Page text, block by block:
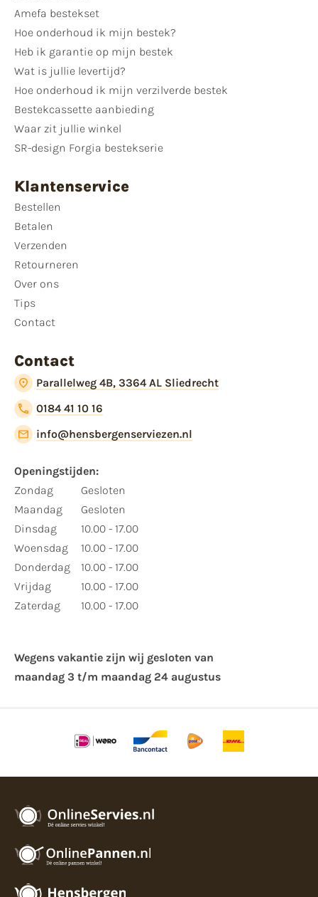
Amefa bestekset
Hoe onderhoud ik mijn bestek?
Heb ik garantie op mijn bestek
Wat is jullie levertijd?
Hoe onderhoud ik mijn verzilverde bestek
Bestekcassette aanbieding
Waar zit jullie winkel
SR-design Forgia bestekserie
Klantenservice
Bestellen
Betalen
Verzenden
Retourneren
Over ons
Tips
Contact
Contact
Parallelweg 4B, 3364 AL Sliedrecht
0184 41 10 16
info@hensbergenserviezen.nl
Openingstijden:
Zondag
Maandag
Dinsdag
Woensdag
Donderdag
Vrijdag
Zaterdag
Gesloten
Gesloten
10.00 - 17.00
10.00 - 17.00
10.00 - 17.00
10.00 - 17.00
10.00 - 17.00
Wegens vakantie zijn wij gesloten van ​
maandag 3 t/m maandag 24 augustus